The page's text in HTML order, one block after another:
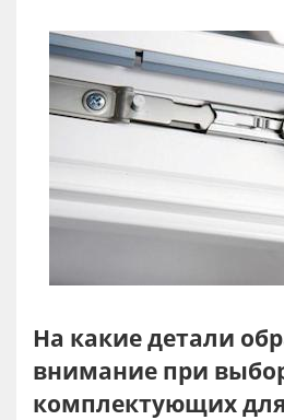
На какие детали
внимание при
комплектующих